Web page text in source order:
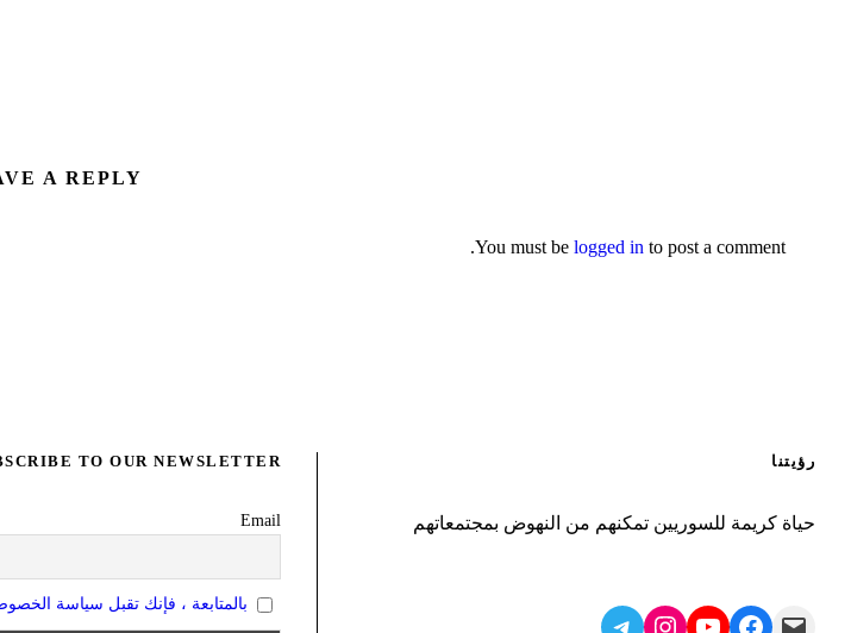
A REPLY
You must be logged in to post a comment.
رؤيتنا
حياة كريمة للسوريين تمكنهم من النهوض بمجتمعاتهم
Mail
Facebook
YouTube
Instagram
Telegram
TO OUR NEWSLETTER
Email
بالمتابعة ، فإنك تقبل سياسة